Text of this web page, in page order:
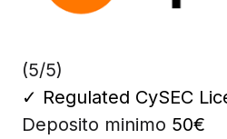
(5/5)
✓ Regulated CySEC
Deposito minimo 50€